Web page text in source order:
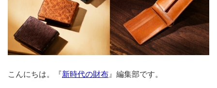
こんにちは。『新時代の財布 』編集部です。